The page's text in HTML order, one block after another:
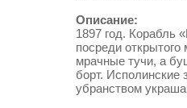
Описание:
1897 год. Корабль
посреди
мрачные тучи, а
борт. Исполинские
убранством